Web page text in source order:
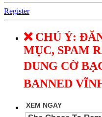
Register
❌ CHÚ Ý:
MỤC, SPAM
DUNG CỜ
BANNED